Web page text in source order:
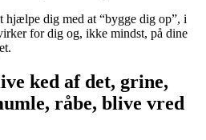
hjælpe dig med at “bygge dig op”, i
for dig og, ikke mindst, på dine
ked af det, grine,
råbe, blive vred